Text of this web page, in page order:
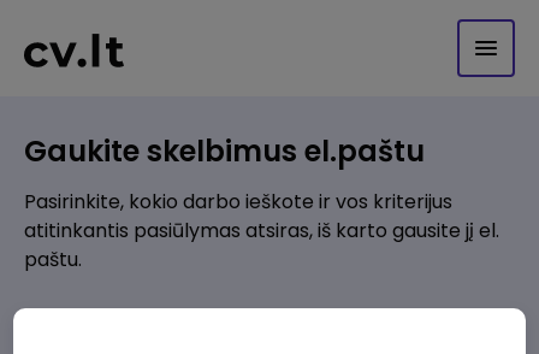
Gaukite skelbimus el.paštu
Pasirinkite, kokio darbo ieškote ir vos kriterijus
atitinkantis pasiūlymas atsiras, iš karto gausite jį el.
paštu.